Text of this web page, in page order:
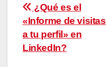
Navegación
de
entradas
¿Qué es el
«Informe de visitas
a tu perfil» en
LinkedIn?